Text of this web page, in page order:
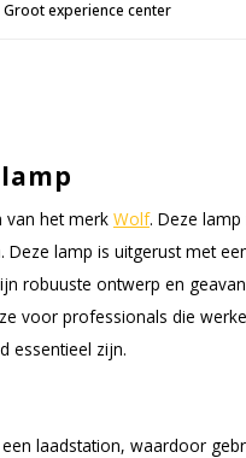
Groot experience center
van het merk Wolf. Deze lamp
Deze lamp is uitgerust met
robuuste ontwerp en
voor professionals die
essentieel zijn.
laadstation, waardoor